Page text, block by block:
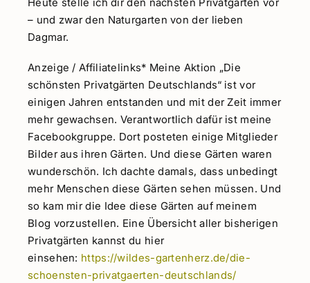
– und zwar den Naturgarten von der lieben
Dagmar.
Anzeige / Affiliatelinks* Meine Aktion „Die
schönsten Privatgärten Deutschlands“ ist vor
einigen Jahren entstanden und mit der Zeit immer
mehr gewachsen. Verantwortlich dafür ist meine
Facebookgruppe. Dort posteten einige Mitglieder
Bilder aus ihren Gärten. Und diese Gärten waren
wunderschön. Ich dachte damals, dass unbedingt
mehr Menschen diese Gärten sehen müssen. Und
so kam mir die Idee diese Gärten auf meinem
Blog vorzustellen. Eine Übersicht aller bisherigen
Privatgärten kannst du hier
einsehen: https://wildes-gartenherz.de/die-
schoensten-privatgaerten-deutschlands/